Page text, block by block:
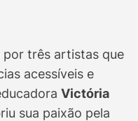
três artistas que
acessíveis e
Victória
sua paixão pela